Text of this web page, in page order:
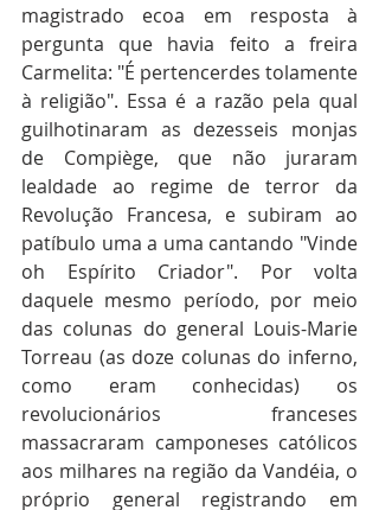
magistrado ecoa em resposta à
pergunta que havia feito a freira
Carmelita: "É pertencerdes tolamente
à religião". Essa é a razão pela qual
guilhotinaram as dezesseis monjas
de Compiège, que não juraram
lealdade ao regime de terror da
Revolução Francesa, e subiram ao
patíbulo uma a uma cantando "Vinde
oh Espírito Criador". Por volta
daquele mesmo período, por meio
das colunas do general Louis-Marie
Torreau (as doze colunas do inferno,
como eram conhecidas) os
revolucionários franceses
massacraram camponeses católicos
aos milhares na região da Vandéia, o
próprio general registrando em